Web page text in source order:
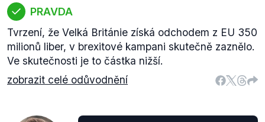
PRAVDA
Tvrzení, že Velká Británie získá odchodem z EU 350
milionů liber, v brexitové kampani skutečně zaznělo.
Ve skutečnosti je to částka nižší.
zobrazit celé odůvodnění